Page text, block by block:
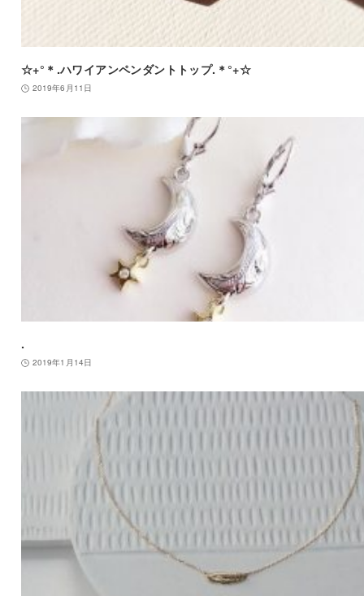
☆+°＊.ハワイアンペンダントトップ.＊°+☆
2019年6月11日
.
2019年1月14日